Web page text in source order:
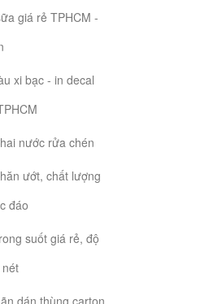
giá rẻ TPHCM -
xi bạc - in decal
nước rửa chén
ướt, chất lượng
đáo
suốt giá rẻ, độ
dán thùng carton